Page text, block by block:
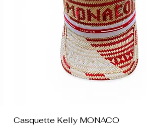
Aperçu rapide
Casquette Kelly MONACO